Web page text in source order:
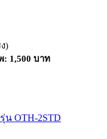
)
: 1,500 บาท